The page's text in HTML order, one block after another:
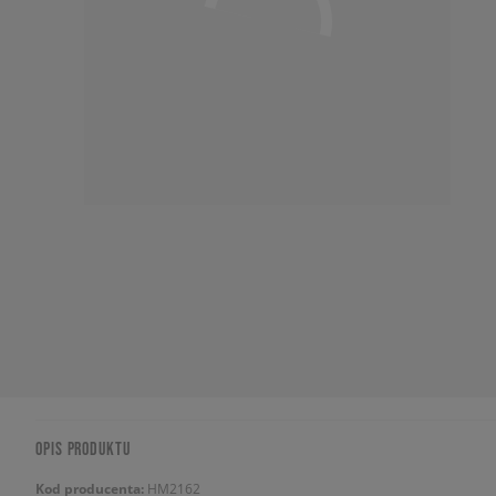
OPIS PRODUKTU
Kod producenta: HM2162